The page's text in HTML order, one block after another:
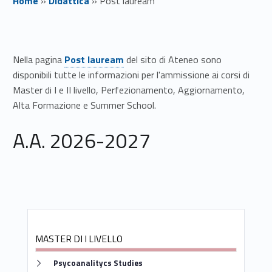
Nella pagina Post lauream del sito di Ateneo sono
disponibili tutte le informazioni per l'ammissione ai corsi di
Master di I e II livello, Perfezionamento, Aggiornamento,
Alta Formazione e Summer School.
A.A. 2026-2027
MASTER DI I LIVELLO
Link identifier #identifier__81277-1
Psycoanalitycs Studies